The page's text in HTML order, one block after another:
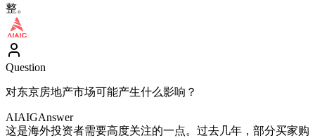
整。
Question
对东京房地产市场可能产生什么影响？
AIAIGAnswer
这是海外投资者需要高度关注的一点。过去几年，部分买家购